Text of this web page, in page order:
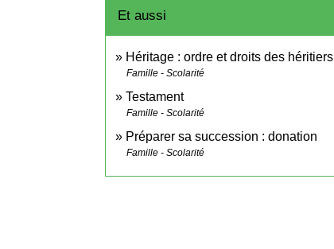
Et aussi
Héritage : ordre et droits des héritiers
Famille - Scolarité
Testament
Famille - Scolarité
Préparer sa succession : donation
Famille - Scolarité